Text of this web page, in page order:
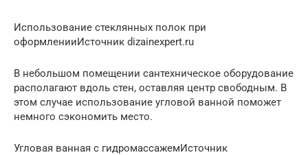
Использование стеклянных полок при
оформленииИсточник dizainexpert.ru
В небольшом помещении сантехническое оборудование
располагают вдоль стен, оставляя центр свободным. В
этом случае использование угловой ванной поможет
немного сэкономить место.
Угловая ванная с гидромассажемИсточник